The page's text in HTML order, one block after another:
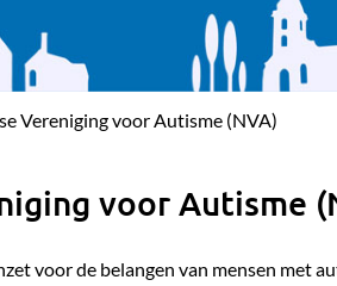
Vereniging voor Autisme (NVA)
voor Autisme
voor de belangen van mensen met